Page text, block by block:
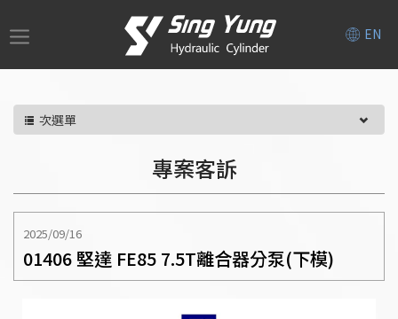
EN
次選單
專案客訴
2025/09/16
01406 堅達 FE85 7.5T離合器分泵(下模)